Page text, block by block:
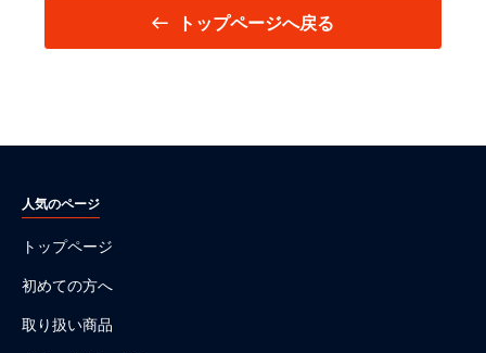
トップページへ戻る
人気のページ
トップページ
初めての方へ
取り扱い商品